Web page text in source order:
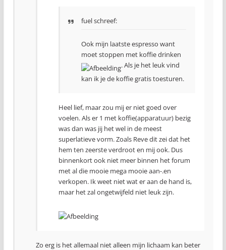
fuel schreef:
Ook mijn laatste espresso want
moet stoppen met koffie drinken
. Als je het leuk vind
kan ik je de koffie gratis toesturen.
Heel lief, maar zou mij er niet goed over
voelen. Als er 1 met koffie(apparatuur) bezig
was dan was jij het wel in de meest
superlatieve vorm. Zoals Reve dit zei dat het
hem ten zeerste verdroot en mij ook. Dus
binnenkort ook niet meer binnen het forum
met al die mooie mega mooie aan-.en
verkopen. Ik weet niet wat er aan de hand is,
maar het zal ongetwijfeld niet leuk zijn.
Zo erg is het allemaal niet alleen mijn lichaam kan beter